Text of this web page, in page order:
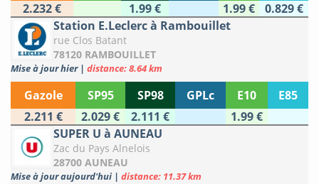
2.232 €
1.99 € 1.99 €
0.829 €
Station E.Leclerc à Rambouillet
rue Clos Batant
78120 RAMBOUILLET
Mise à jour hier | distance: 8.64 km
Gazole SP95 SP98 GPLc E10
E85
2.211 €
2.029 € 2.111 €
1.99 €
SUPER U à AUNEAU
Zac du Pays Alnelois
28700 AUNEAU
Mise à jour aujourd'hui | distance: 11.37 km